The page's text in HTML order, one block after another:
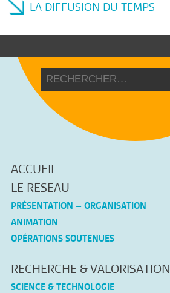
LA DIFFUSION DU TEMPS
ACCUEIL
LE RESEAU
PRÉSENTATION – ORGANISATION
ANIMATION
OPÉRATIONS SOUTENUES
RECHERCHE & VALORISATION
SCIENCE & TECHNOLOGIE